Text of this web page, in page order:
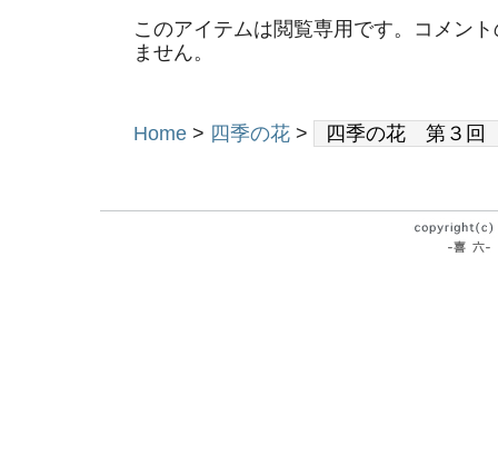
このアイテムは閲覧専用です。コメン
ません。
Home > 四季の花 > 四季の花 第３回